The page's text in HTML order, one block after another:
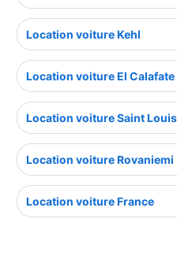
Location voiture Kehl
Location voiture El Calafate
Location voiture Saint Louis
Location voiture Rovaniemi
Location voiture France